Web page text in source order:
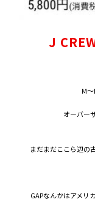
J
M
オーバー
まだまだここら辺の
GAPなんかはアメリ